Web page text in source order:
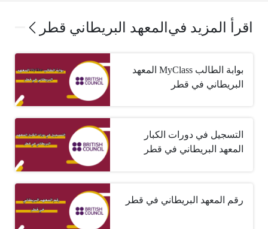
اقرأ المزيد في المعهد البريطاني قطر
بوابة الطالب MyClass المعهد
البريطاني في قطر
التسجيل في دورات الكبار
المعهد البريطاني في قطر
رقم المعهد البريطاني في قطر